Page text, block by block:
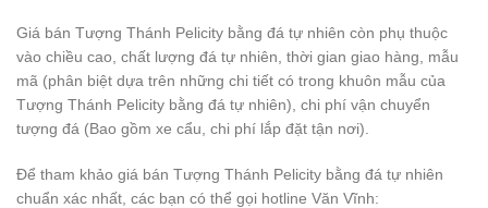
Giá bán Tượng Thánh Pelicity bằng đá tự nhiên còn phụ thuộc
vào chiều cao, chất lượng đá tự nhiên, thời gian giao hàng, mẫu
mã (phân biệt dựa trên những chi tiết có trong khuôn mẫu của
Tượng Thánh Pelicity bằng đá tự nhiên), chi phí vận chuyển
tượng đá (Bao gồm xe cẩu, chi phí lắp đặt tận nơi).
Để tham khảo giá bán Tượng Thánh Pelicity bằng đá tự nhiên
chuẩn xác nhất, các bạn có thể gọi hotline Văn Vĩnh: